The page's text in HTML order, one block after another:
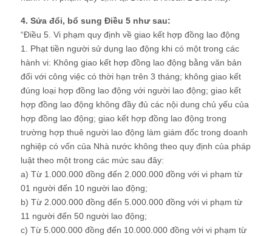
4. Sửa đổi, bổ sung Điều 5 như sau:
“Điều 5. Vi phạm quy định về giao kết hợp đồng lao động
1. Phạt tiền người sử dụng lao động khi có một trong các
hành vi: Không giao kết hợp đồng lao động bằng văn bản
đối với công việc có thời hạn trên 3 tháng; không giao kết
đúng loại hợp đồng lao động với người lao động; giao kết
hợp đồng lao động không đầy đủ các nội dung chủ yếu của
hợp đồng lao động; giao kết hợp đồng lao động trong
trường hợp thuê người lao động làm giám đốc trong doanh
nghiệp có vốn của Nhà nước không theo quy định của pháp
luật theo một trong các mức sau đây:
a) Từ 1.000.000 đồng đến 2.000.000 đồng với vi phạm từ
01 người đến 10 người lao động;
b) Từ 2.000.000 đồng đến 5.000.000 đồng với vi phạm từ
11 người đến 50 người lao động;
c) Từ 5.000.000 đồng đến 10.000.000 đồng với vi phạm từ